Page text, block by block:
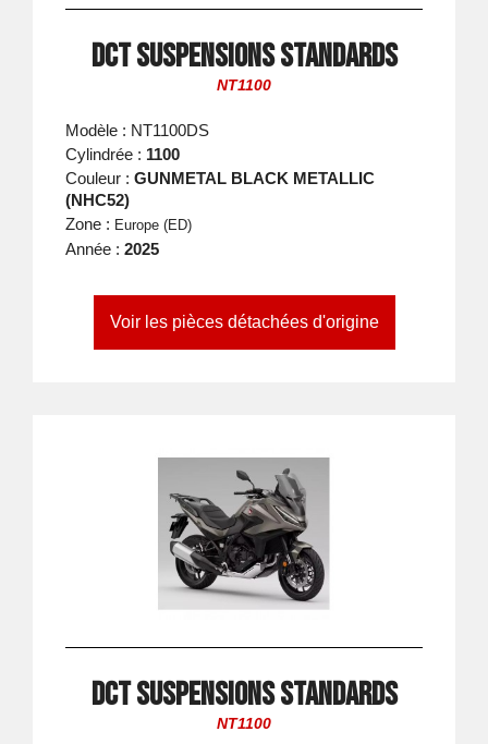
DCT suspensions standards
NT1100
Modèle : NT1100DS
Cylindrée : 1100
Couleur : GUNMETAL BLACK METALLIC
(NHC52)
Zone : Europe (ED)
Année : 2025
Voir les pièces détachées d'origine
DCT suspensions standards
NT1100